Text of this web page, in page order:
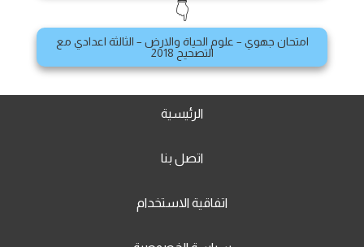
👇
امتحان جهوي – علوم الحياة والارض – الثالثة اعدادي مع
التصحيح 2018
الرئيسية
اتصل بنا
اتفاقية الاستخدام